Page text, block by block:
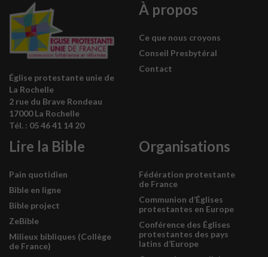
Église protestante unie de
La Rochelle
2 rue du Brave Rondeau
17000 La Rochelle
Tél. : 05 46 41 14 20
À propos
Ce que nous croyons
Conseil Presbytéral
Contact
Lire la Bible
Pain quotidien
Bible en ligne
Bible project
ZeBible
Milieux bibliques (Collège
de France)
Organisations
Fédération protestante
de France
Communion d’Églises
protestantes en Europe
Conférence des Églises
protestantes des pays
latins d’Europe